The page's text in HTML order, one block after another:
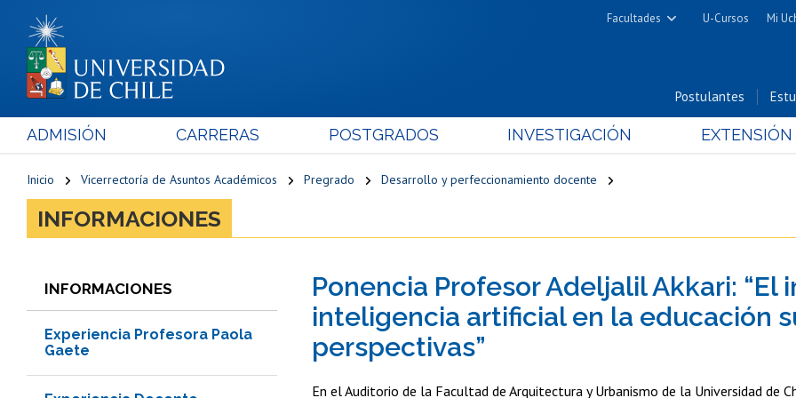
Facultades
Cs. Físicas y Matemáticas
Cs. Químicas y Farmacéuticas
Estudios Avanzados en Educación
Nutrición y Tecnología de
U-Cursos Mi
Postulantes
ADMISIÓN CARRERAS POSTGRADOS INVESTIGACIÓN EXTENSIÓN
Inicio Vicerrectoría de Asuntos Académicos Pregrado Desarrollo y perfeccionamiento docente
INFORMACIONES
INFORMACIONES
Experiencia Profesora Paola
Gaete
Ponencia Profesor Adeljalil Akkari: “El
inteligencia artificial en la educación
perspectivas”
En el Auditorio de la Facultad de Arquitectura y Urbanismo de la Universidad de